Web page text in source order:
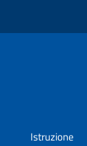
Istruzione